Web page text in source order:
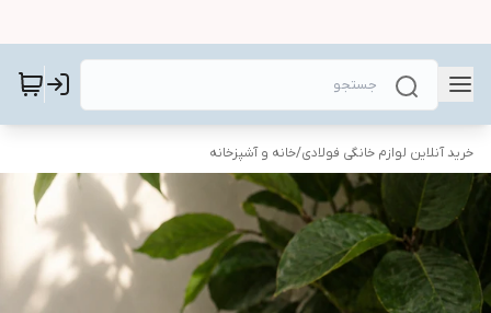
خرید آنلاین لوازم خانگی فولادی/خانه و آشپزخانه